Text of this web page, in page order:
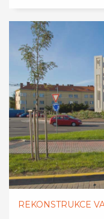
REKONSTRUKCE